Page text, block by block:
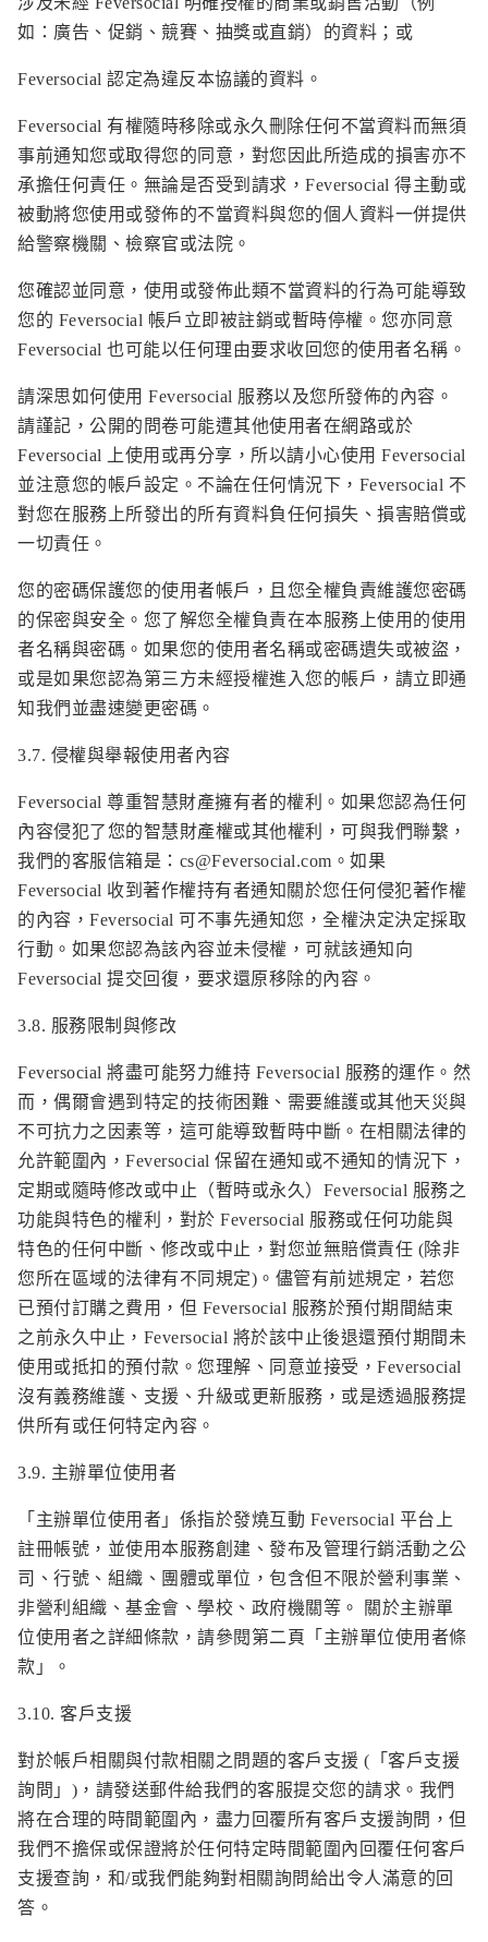
如：廣告、促銷、競賽、抽獎或直銷）的資料；或
Feversocial 認定為違反本協議的資料。
Feversocial 有權隨時移除或永久刪除任何不當資料而無須
事前通知您或取得您的同意，對您因此所造成的損害亦不
承擔任何責任。無論是否受到請求，Feversocial 得主動或
被動將您使用或發佈的不當資料與您的個人資料一併提供
給警察機關、檢察官或法院。
您確認並同意，使用或發佈此類不當資料的行為可能導致
您的 Feversocial 帳戶立即被註銷或暫時停權。您亦同意
Feversocial 也可能以任何理由要求收回您的使用者名稱。
請深思如何使用 Feversocial 服務以及您所發佈的內容。
請謹記，公開的問卷可能遭其他使用者在網路或於
Feversocial 上使用或再分享，所以請小心使用 Feversocial
並注意您的帳戶設定。不論在任何情況下，Feversocial 不
對您在服務上所發出的所有資料負任何損失、損害賠償或
一切責任。
您的密碼保護您的使用者帳戶，且您全權負責維護您密碼
的保密與安全。您了解您全權負責在本服務上使用的使用
者名稱與密碼。如果您的使用者名稱或密碼遺失或被盜，
或是如果您認為第三方未經授權進入您的帳戶，請立即通
知我們並盡速變更密碼。
3.7. 侵權與舉報使用者內容
Feversocial 尊重智慧財產擁有者的權利。如果您認為任何
內容侵犯了您的智慧財產權或其他權利，可與我們聯繫，
我們的客服信箱是： cs@Feversocial.com 。如果
Feversocial 收到著作權持有者通知關於您任何侵犯著作權
的內容，Feversocial 可不事先通知您，全權決定決定採取
行動。如果您認為該內容並未侵權，可就該通知向
Feversocial 提交回復，要求還原移除的內容。
3.8. 服務限制與修改
Feversocial 將盡可能努力維持 Feversocial 服務的運作。然
而，偶爾會遇到特定的技術困難、需要維護或其他天災與
不可抗力之因素等，這可能導致暫時中斷。在相關法律的
允許範圍內，Feversocial 保留在通知或不通知的情況下，
定期或隨時修改或中止（暫時或永久）Feversocial 服務之
功能與特色的權利，對於 Feversocial 服務或任何功能與
特色的任何中斷、修改或中止，對您並無賠償責任 (除非
您所在區域的法律有不同規定)。儘管有前述規定，若您
已預付訂購之費用，但 Feversocial 服務於預付期間結束
之前永久中止，Feversocial 將於該中止後退還預付期間未
使用或抵扣的預付款。您理解、同意並接受，Feversocial
沒有義務維護、支援、升級或更新服務，或是透過服務提
供所有或任何特定內容。
3.9. 主辦單位使用者
「主辦單位使用者」係指於發燒互動 Feversocial 平台上
註冊帳號，並使用本服務創建、發布及管理行銷活動之公
司、行號、組織、團體或單位，包含但不限於營利事業、
非營利組織、基金會、學校、政府機關等。 關於主辦單
位使用者之詳細條款，請參閱第二頁「主辦單位使用者條
款」。
3.10. 客戶支援
對於帳戶相關與付款相關之問題的客戶支援 (「客戶支援
詢問」)，請發送郵件給我們的客服提交您的請求。我們
將在合理的時間範圍內，盡力回覆所有客戶支援詢問，但
我們不擔保或保證將於任何特定時間範圍內回覆任何客戶
支援查詢，和/或我們能夠對相關詢問給出令人滿意的回
答。